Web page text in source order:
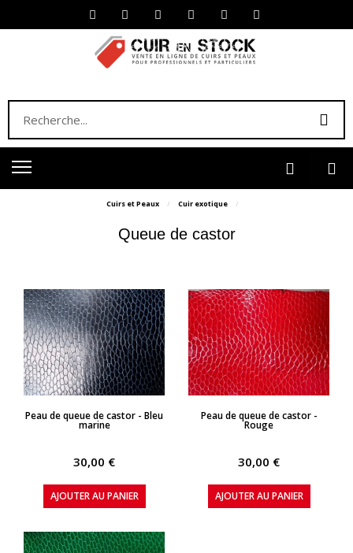
Cuirs et Peaux Cuir exotique
Queue de castor
APERÇU RAPIDE
Peau de queue de castor - Bleu
marine
30,00 €
AJOUTER AU PANIER
APERÇU RAPIDE
Peau de queue de castor -
Rouge
30,00 €
AJOUTER AU PANIER